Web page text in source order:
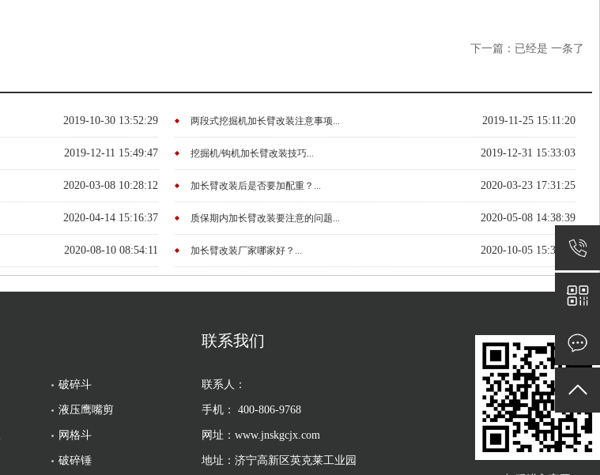
下一篇：已经是 一条了
2019-10-30 13:52:29 2019-11-25 15:11:20
两段式挖掘机加长臂改装注意事项...
2019-12-11 15:49:47 2019-12-31 15:33:03
挖掘机/钩机加长臂改装技巧...
2020-03-08 10:28:12 2020-03-23 17:31:25
加长臂改装后是否要加配重？...
2020-04-14 15:16:37 2020-05-08 14:38:39
质保期内加长臂改装要注意的问题...
2020-08-10 08:54:11 2020-10-05 15:39:35
加长臂改装厂家哪家好？...
破碎斗
液压鹰嘴剪
网格斗
破碎锤
联系我们
联系人：
手机： 400-806-9768
网址：www.jnskgcjx.com
地址：济宁高新区英克莱工业园